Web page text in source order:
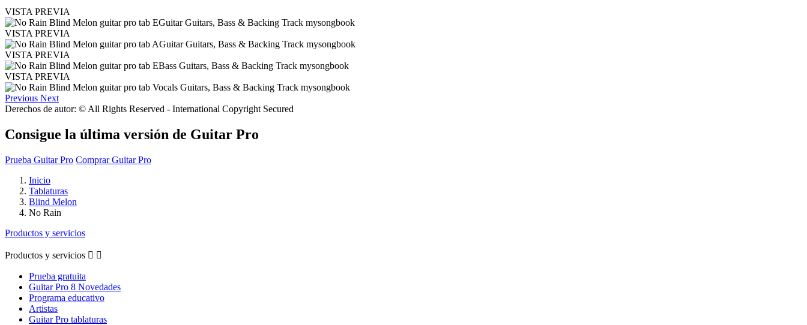
VISTA PREVIA
VISTA PREVIA
VISTA PREVIA
VISTA PREVIA
Previous Next
Derechos de autor: © All Rights Reserved - International Copyright Secured
Consigue la última versión de Guitar Pro
Prueba Guitar Pro Comprar Guitar Pro
Inicio
Tablaturas
Blind Melon
No Rain
Productos y servicios
Productos y servicios  
Prueba gratuita
Guitar Pro 8 Novedades
Programa educativo
Artistas
Guitar Pro tablaturas